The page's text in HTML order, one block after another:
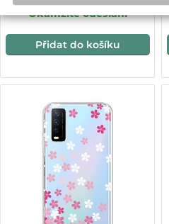
Okamžité odeslání
Přidat do košíku